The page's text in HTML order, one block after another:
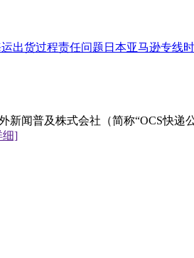
出货过程责任问题 日本亚马逊专线
闻普及株式会社（简称“OCS快递
细]